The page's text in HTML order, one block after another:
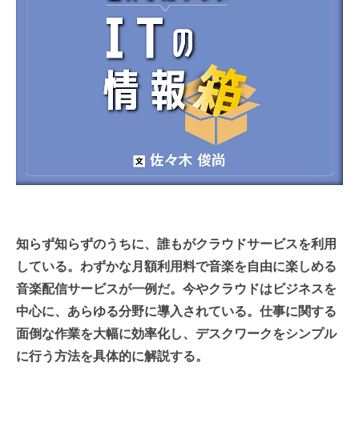
運営会社
知らず知らずのうちに、誰もがクラウドサービスを利用
している。わずかな月額利用料で音楽を自由に楽しめる
音楽配信サービスが一例だ。今やクラウドはビジネスを
中心に、あらゆる分野に導入されている。仕事に関する
面倒な作業を大幅に効率化し、デスクワークをシンプル
に行う方法を具体的に解説する。